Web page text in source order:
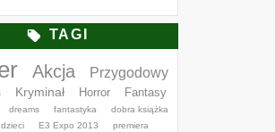
TAGI
Akcja Przygodowy
Kryminał Horror Fantasy
dreams fantastyka
dobra książka
dzieci E3 Expo 2013
premiera